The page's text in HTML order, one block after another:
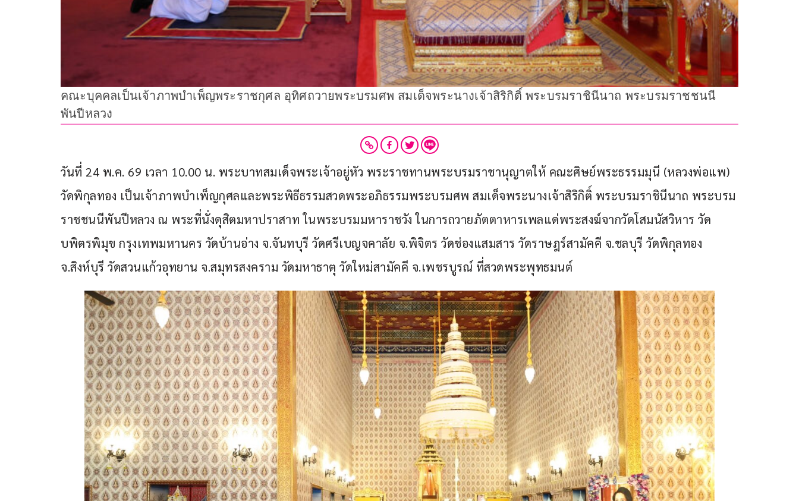
คณะบุคคลเป็นเจ้าภาพบำเพ็ญพระราชกุศล อุทิศถวายพระบรมศพ สมเด็จพระนางเจ้าสิริกิติ์ พระบรมราชินีนาถ พระบรมราชชนนี
พันปีหลวง
วันที่ 24 พ.ค. 69 เวลา 10.00 น. พระบาทสมเด็จพระเจ้าอยู่หัว พระราชทานพระบรมราชานุญาตให้ คณะศิษย์พระธรรมมุนี (หลวงพ่อแพ)
วัดพิกุลทอง เป็นเจ้าภาพบำเพ็ญกุศลและพระพิธีธรรมสวดพระอภิธรรมพระบรมศพ สมเด็จพระนางเจ้าสิริกิติ์ พระบรมราชินีนาถ พระบรม
ราชชนนีพันปีหลวง ณ พระที่นั่งดุสิตมหาปราสาท ในพระบรมมหาราชวัง ในการถวายภัตตาหารเพลแด่พระสงฆ์จากวัดโสมนัสวิหาร วัด
บพิตรพิมุข กรุงเทพมหานคร วัดบ้านอ่าง จ.จันทบุรี วัดศรีเบญจคาลัย จ.พิจิตร วัดช่องแสมสาร วัดราษฎร์สามัคคี จ.ชลบุรี วัดพิกุลทอง
จ.สิงห์บุรี วัดสวนแก้วอุทยาน จ.สมุทรสงคราม วัดมหาธาตุ วัดใหม่สามัคคี จ.เพชรบูรณ์ ที่สวดพระพุทธมนต์